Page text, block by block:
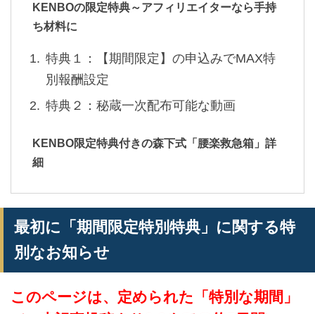
KENBOの限定特典～アフィリエイターなら手持
ち材料に
特典１：【期間限定】の申込みでMAX特
別報酬設定
特典２：秘蔵一次配布可能な動画
KENBO限定特典付きの森下式「腰楽救急箱」詳
細
最初に「期間限定特別特典」に関する特
別なお知らせ
このページは、定められた「特別な期間」